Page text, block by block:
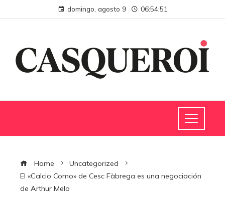
domingo, agosto 9 06:54:52
Home
Uncategorized
El «Calcio Como» de Cesc Fàbrega es una negociación
de Arthur Melo